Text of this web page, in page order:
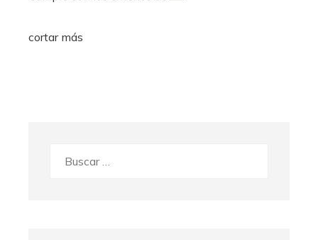
cortar más